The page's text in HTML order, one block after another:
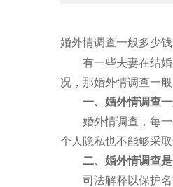
婚外情调查一般多少钱
有一些夫妻在结婚
况，那婚外情调查一
一、婚外情调查一
婚外情调查，每一
个人隐私也不能够采
二、婚外情调查是
司法解释以保护名